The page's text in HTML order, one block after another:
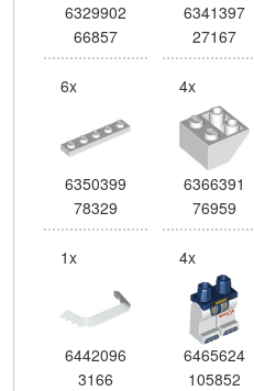
6329902
66857
6341397
27167
6x
6350399
78329
4x
6366391
76959
1x
6442096
3166
4x
6465624
105852